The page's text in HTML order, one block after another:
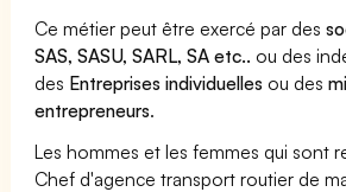
Ce métier peut être exercé par des
SAS, SASU, SARL, SA etc.. ou des
des Entreprises individuelles ou des
entrepreneurs.
Les hommes et les femmes qui sont
Chef d'agence transport routier de